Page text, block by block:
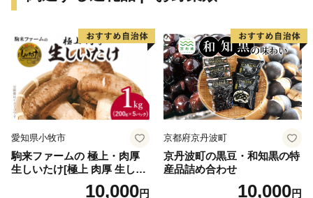
★ABCテレビのニュース情報番組「newsおかえり」で
純国産楊枝セットが紹介されました！
👉【国産白樺つまようじ5箱＋国産黒文字楊枝3本入り
×2個】
👉【国産白樺つまようじ10箱＋国産黒文字楊枝3本入り
愛知県小牧市
駒来ファームの 極上・肉厚
生しいたけ[極上 肉厚 生しい
たけ 生シイタケ 生椎茸 安心
安全 国産 採れたて 新鮮 きの
10,000円
京都府京丹波町
京丹波町の黒豆・和知黒の特
産品詰め合わせ
10,000円